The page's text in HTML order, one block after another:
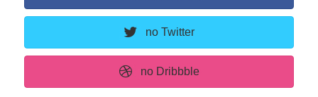
no Twitter
no Dribbble